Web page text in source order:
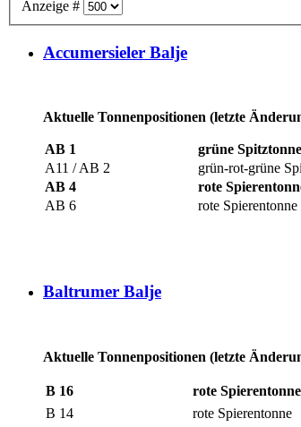
Anzeige #
Accumersieler Balje
Aktuelle Tonnenpositionen (letzte
AB 1 grüne Spitztonne
A11 / AB 2
grün-rot-grüne
AB 4
rote
AB 6
rote
Baltrumer Balje
Aktuelle Tonnenpositionen (letzte
B 16 rote Spierentonne
B 14
rote Spierentonne